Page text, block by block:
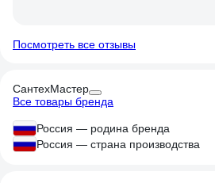
Посмотреть все отзывы
СантехМастер
Все товары бренда
Россия — родина бренда
Россия — страна производства